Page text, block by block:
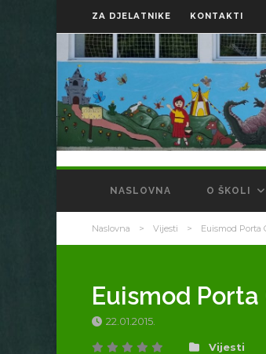
ZA DJELATNIKE KONTAKTI
NASLOVNA O ŠKOLI
Naslovna > Vijesti > Euismod Porta
Euismod Porta
22.01.2015.
Vijesti